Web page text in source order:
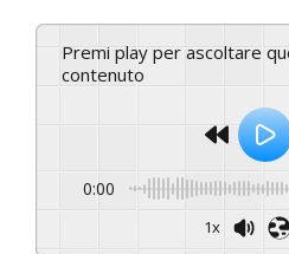
Premi play per ascoltare questo
contenuto
0:00
1x